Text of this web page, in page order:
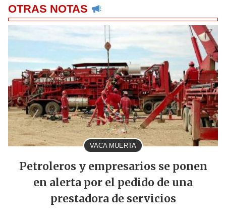
OTRAS NOTAS
VACA MUERTA
Petroleros y empresarios se ponen
en alerta por el pedido de una
prestadora de servicios